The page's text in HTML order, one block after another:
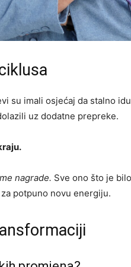
su imali osjećaj da stalno
uz dodatne prepreke.
nagrade. Sve ono što je
potpuno novu energiju.